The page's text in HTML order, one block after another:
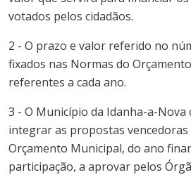
votados pelos cidadãos.
2 - O prazo e valor referido no
fixados nas Normas do Orçamento
referentes a cada ano.
3 - O Município da Idanha-a-Nova
integrar as propostas
Orçamento Municipal, do ano
participação, a aprovar pelos